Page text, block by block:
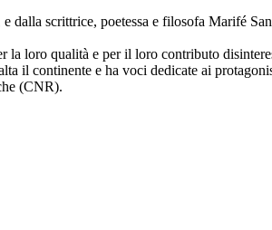
scrittrice, poetessa e filosofa Marifé
loro qualità e per il loro contributo
il continente e ha voci dedicate ai
(CNR).